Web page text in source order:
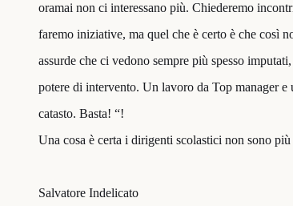
oramai non ci interessano più. Chiederemo
faremo iniziative, ma quel che è certo è che così
assurde che ci vedono sempre più spesso
potere di intervento. Un lavoro da Top manager
catasto. Basta! “!
Una cosa è certa i dirigenti scolastici non sono
Salvatore Indelicato